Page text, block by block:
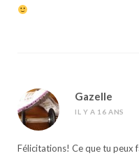
Gazelle
IL Y A 16 ANS
Félicitations! Ce que tu peux